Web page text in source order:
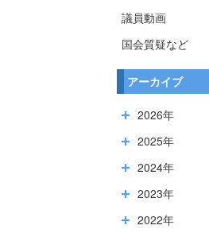
議員動画
国会質疑など
アーカイブ
2026年
2025年
2024年
2023年
2022年